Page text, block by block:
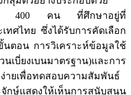
วน 400 คน ที่ศึกษาอยู่ที่
ทศไทย ซึ่งได้รับการคัดเลือก
นตอน การวิเคราะห์ข้อมูลใช้
เบี่ยงเบนมาตรฐาน)และการ
ง่ายเพื่อทดสอบความสัมพันธ์
กษ์แสดงให้เห็นการสนับสนุน